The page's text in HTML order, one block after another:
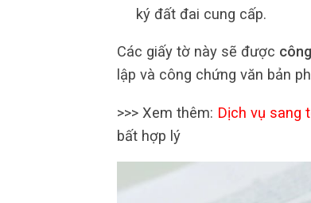
ký đất đai cung cấp.
Các giấy tờ này sẽ được
lập và công chứng văn bản
>>> Xem thêm: Dịch vụ sang
bất hợp lý